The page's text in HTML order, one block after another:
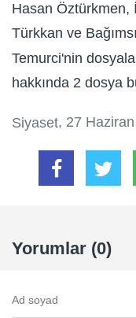
Hasan Öztürkmen,
Türkkan ve
Temurci'nin
hakkında 2 dosya
Siyaset, 27
Yorumlar (0)